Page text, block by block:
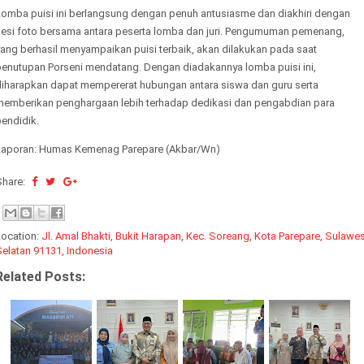
puisi ini berlangsung dengan penuh antusiasme dan diakhiri dengan
foto bersama antara peserta lomba dan juri. Pengumuman pemenang,
berhasil menyampaikan puisi terbaik, akan dilakukan pada saat
Porseni mendatang. Dengan diadakannya lomba puisi ini,
dapat mempererat hubungan antara siswa dan guru serta
penghargaan lebih terhadap dedikasi dan pengabdian para
Humas Kemenag Parepare (Akbar/Wn)
Jl. Amal Bhakti, Bukit Harapan, Kec. Soreang, Kota Parepare,
91131, Indonesia
Posts: